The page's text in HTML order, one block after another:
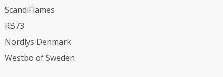
ScandiFlames
RB73
Nordlys Denmark
Westbo of Sweden